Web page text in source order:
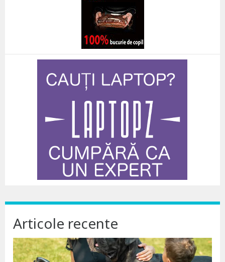
Articole recente